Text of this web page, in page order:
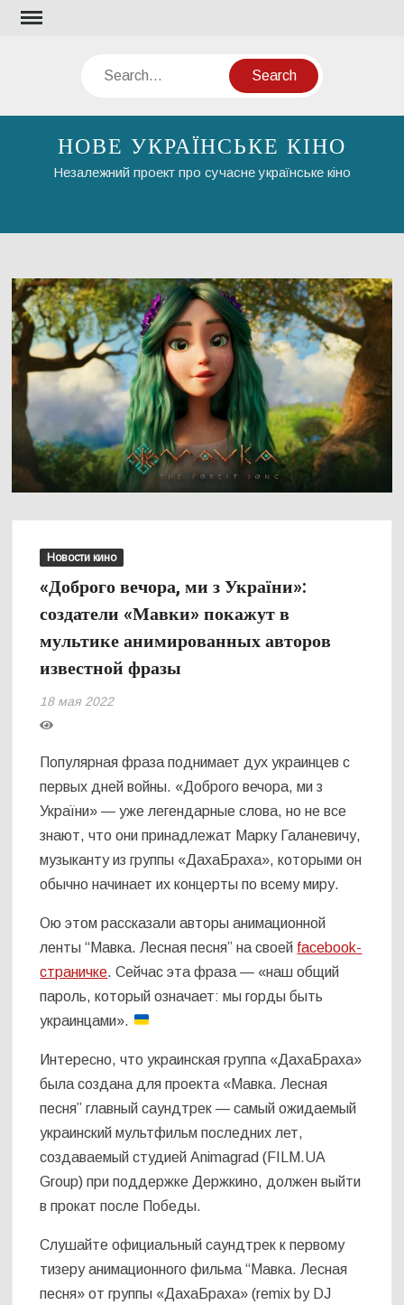
Skip
Search
НОВЕ УКРАЇНСЬКЕ КІНО
Незалежний проект про сучасне українське кіно
Новости кино
«Доброго вечора, ми з України»:
создатели «Мавки» покажут в
мультике анимированных авторов
известной фразы
18 мая 2022
Популярная фраза поднимает дух украинцев с
первых дней войны. «Доброго вечора, ми з
України» — уже легендарные слова, но не все
знают, что они принадлежат Марку Галаневичу,
музыканту из группы «ДахаБраха», которыми он
обычно начинает их концерты по всему миру.
Ою этом рассказали авторы анимационной
ленты “Мавка. Лесная песня” на своей facebook-
страничке. Сейчас эта фраза — «наш общий
пароль, который означает: мы горды быть
украинцами».
Интересно, что украинская группа «ДахаБраха»
была создана для проекта «Мавка. Лесная
песня” главный саундтрек — самый ожидаемый
украинский мультфильм последних лет,
создаваемый студией Animagrad (FILM.UA
Group) при поддержке Держкино, должен выйти
в прокат после Победы.
Слушайте официальный саундтрек к первому
тизеру анимационного фильма “Мавка. Лесная
песня» от группы «ДахаБраха» (remix by DJ